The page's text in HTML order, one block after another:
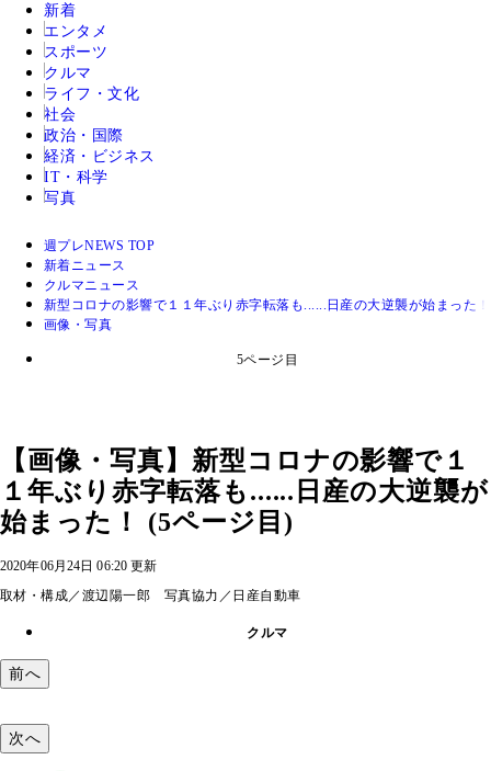
新着
エンタメ
スポーツ
クルマ
ライフ・文化
社会
政治・国際
経済・ビジネス
IT・科学
写真
週プレNEWS TOP
新着ニュース
クルマニュース
新型コロナの影響で１１年ぶり赤字転落も......日産の大逆襲が始まった！
画像・写真
5ページ目
【画像・写真】新型コロナの影響で１
１年ぶり赤字転落も......日産の大逆襲が
始まった！ (5ページ目)
2020年06月24日 06:20 更新
取材・構成／渡辺陽一郎 写真協力／日産自動車
クルマ
前へ
次へ